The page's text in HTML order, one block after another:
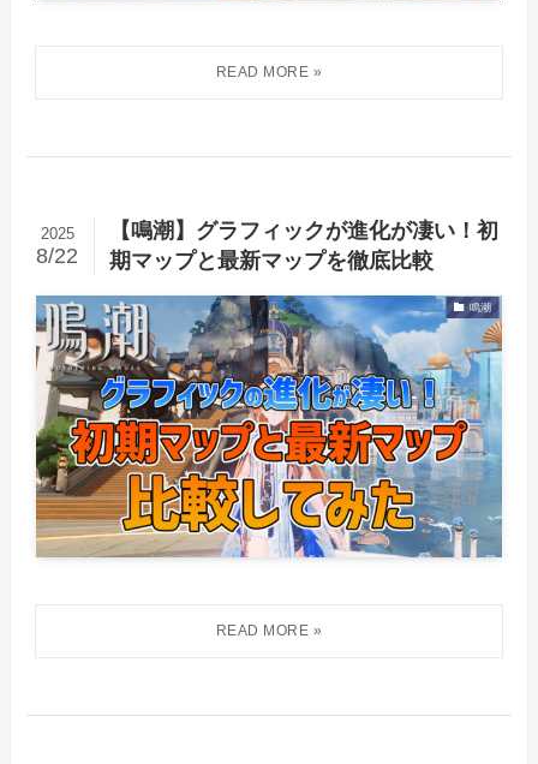
【鳴潮】グラフィックが進化が凄い！初
期マップと最新マップを徹底比較
2025
8/22
鳴潮